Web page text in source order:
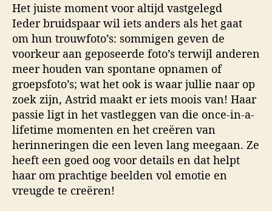
Het juiste moment voor altijd vastgelegd
Ieder bruidspaar wil iets anders als het gaat
om hun trouwfoto’s: sommigen geven de
voorkeur aan geposeerde foto’s terwijl anderen
meer houden van spontane opnamen of
groepsfoto’s; wat het ook is waar jullie naar op
zoek zijn, Astrid maakt er iets moois van! Haar
passie ligt in het vastleggen van die once-in-a-
lifetime momenten en het creëren van
herinneringen die een leven lang meegaan. Ze
heeft een goed oog voor details en dat helpt
haar om prachtige beelden vol emotie en
vreugde te creëren!